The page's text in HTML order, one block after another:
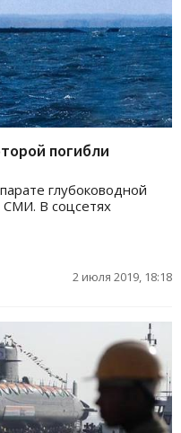
погибли
глубоководной
В соцсетях
2 июля 2019, 18:18